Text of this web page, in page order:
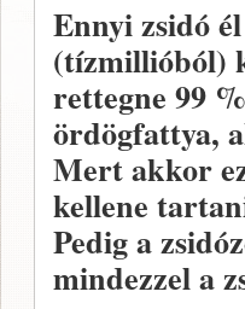
Ennyi zsidó
(tízmillióból)
rettegne 99
ördögfattya,
Mert akkor
kellene
Pedig a
mindezzel a